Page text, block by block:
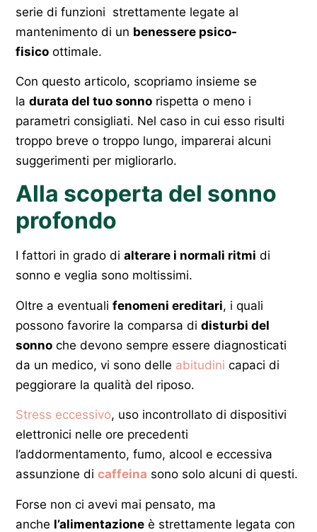
serie di funzioni strettamente legate al
mantenimento di un benessere psico-
fisico ottimale.
Con questo articolo, scopriamo insieme se
la durata del tuo sonno rispetta o meno i
parametri consigliati. Nel caso in cui esso risulti
troppo breve o troppo lungo, imparerai alcuni
suggerimenti per migliorarlo.
Alla scoperta del sonno
profondo
I fattori in grado di alterare i normali ritmi di
sonno e veglia sono moltissimi.
Oltre a eventuali fenomeni ereditari, i quali
possono favorire la comparsa di disturbi del
sonno che devono sempre essere diagnosticati
da un medico, vi sono delle abitudini capaci di
peggiorare la qualità del riposo.
Stress eccessivo, uso incontrollato di dispositivi
elettronici nelle ore precedenti
l’addormentamento, fumo, alcool e eccessiva
assunzione di caffeina sono solo alcuni di questi.
Forse non ci avevi mai pensato, ma
anche l’alimentazione è strettamente legata con